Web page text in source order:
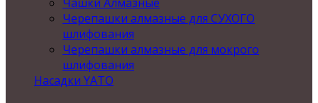
Черепашки алмазные для СУХОГО
шлифования
Черепашки алмазные для мокрого
шлифования
Насадки YATO